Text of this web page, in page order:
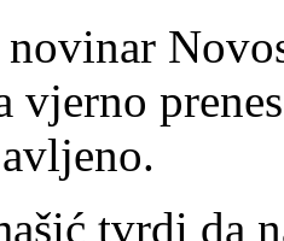
vjerno
tvrdi da